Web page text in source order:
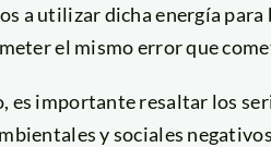
a utilizar dicha energía
el mismo error que
es importante resaltar los
y sociales